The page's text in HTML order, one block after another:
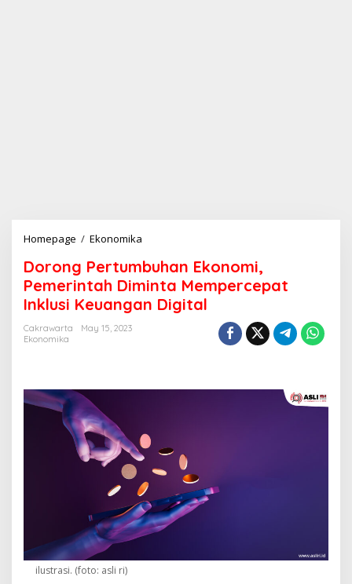
Homepage / Ekonomika
r
o
n
g
m
h
a
n
E
k
o
n
o
i
Dorong Pertumbuhan Ekonomi,
Pemerintah Diminta Mempercepat
Inklusi Keuangan Digital
Cakrawarta
May 15, 2023
Ekonomika
ilustrasi. (foto: asli ri)